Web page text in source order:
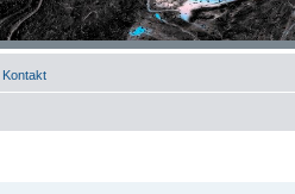
Kontakt